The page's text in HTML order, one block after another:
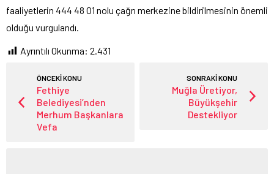
faaliyetlerin 444 48 01 nolu çağrı merkezine bildirilmesinin önemli
olduğu vurgulandı.
Ayrıntılı Okunma: 2.431
ÖNCEKİ KONU
Fethiye
Belediyesi’nden
Merhum Başkanlara
Vefa
SONRAKİ KONU
Muğla Üretiyor,
Büyükşehir
Destekliyor